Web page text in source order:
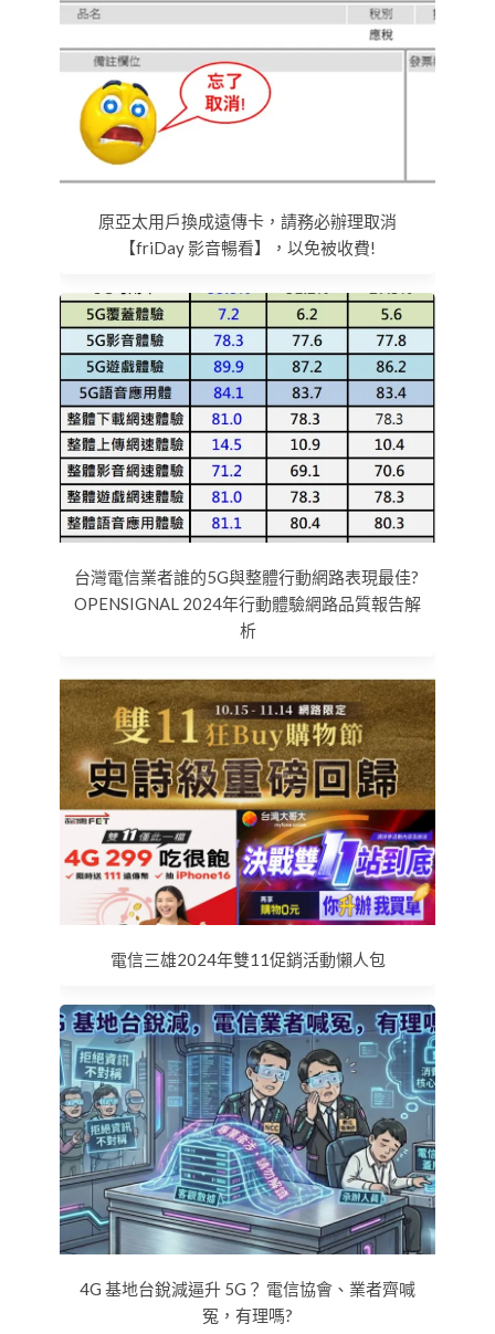
原亞太用戶換成遠傳卡，請務必辦理取消
【friDay 影音暢看】，以免被收費!
台灣電信業者誰的5G與整體行動網路表現最佳?
OPENSIGNAL 2024年行動體驗網路品質報告解
析
電信三雄2024年雙11促銷活動懶人包
4G 基地台銳減逼升 5G？ 電信協會、業者齊喊
冤，有理嗎?